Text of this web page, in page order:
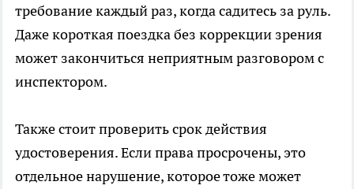
требование каждый раз, когда садитесь за руль.
Даже короткая поездка без коррекции зрения
может закончиться неприятным разговором с
инспектором.
Также стоит проверить срок действия
удостоверения. Если права просрочены, это
отдельное нарушение, которое тоже может